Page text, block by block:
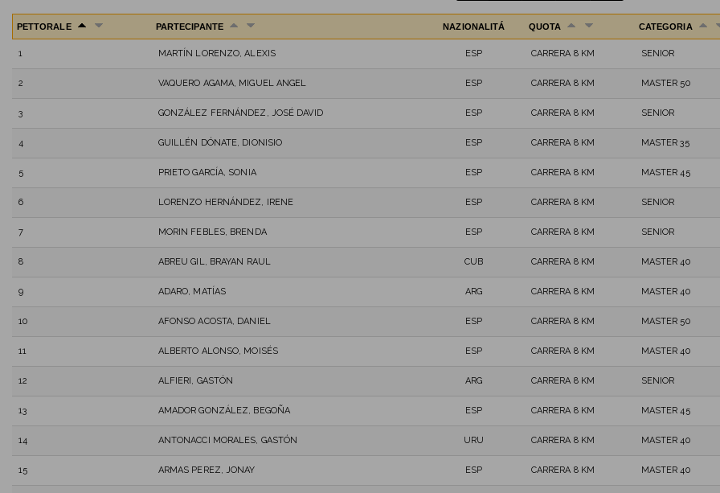
PETTORALE PARTECIPANTE NAZIONALITÁ QUOTA CATEGORIA
1 MARTÍN LORENZO, ALEXIS ESP CARRERA 8 KM SENIOR
2 VAQUERO AGAMA, MIGUEL ANGEL ESP CARRERA 8 KM MASTER 50
3 GONZÁLEZ FERNÁNDEZ, JOSÉ DAVID ESP CARRERA 8 KM SENIOR
4 GUILLÉN DÓNATE, DIONISIO ESP CARRERA 8 KM MASTER 35
5 PRIETO GARCÍA, SONIA ESP CARRERA 8 KM MASTER 45
6 LORENZO HERNÁNDEZ, IRENE ESP CARRERA 8 KM SENIOR
7 MORIN FEBLES, BRENDA ESP CARRERA 8 KM SENIOR
8 ABREU GIL, BRAYAN RAUL CUB CARRERA 8 KM MASTER 40
9 ADARO, MATÍAS ARG CARRERA 8 KM MASTER 40
10 AFONSO ACOSTA, DANIEL ESP CARRERA 8 KM MASTER 50
11 ALBERTO ALONSO, MOISÉS ESP CARRERA 8 KM MASTER 40
12 ALFIERI, GASTÓN ARG CARRERA 8 KM SENIOR
13 AMADOR GONZÁLEZ, BEGOÑA ESP CARRERA 8 KM MASTER 45
14 ANTONACCI MORALES, GASTÓN URU CARRERA 8 KM MASTER 40
15 ARMAS PEREZ, JONAY ESP CARRERA 8 KM MASTER 40